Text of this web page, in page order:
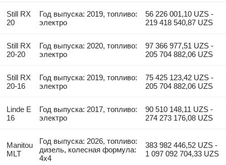
Still RX
20
Год выпуска: 2019, топливо:
электро
56 226 001,10 UZS -
219 418 540,87 UZS
Still RX
20-20
Год выпуска: 2020, топливо:
электро
97 366 977,51 UZS -
205 704 882,06 UZS
Still RX
20-16
Год выпуска: 2019, топливо:
электро
75 425 123,42 UZS -
205 704 882,06 UZS
Linde E
16
Год выпуска: 2017, топливо:
электро
90 510 148,11 UZS -
274 273 176,08 UZS
Manitou
MLT
Год выпуска: 2026, топливо:
дизель, колесная формула:
4x4
383 982 446,52 UZS -
1 097 092 704,33 UZS